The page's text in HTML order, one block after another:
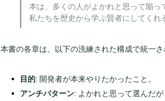
本は、多くの人がよかれと思って陥っ
私たちを歴史から学ぶ賢者にしてくれ
本書の各章は、以下の洗練された構成で統一さ
目的: 開発者が本来やりたかったこと。
アンチパターン: よかれと思って選んだ